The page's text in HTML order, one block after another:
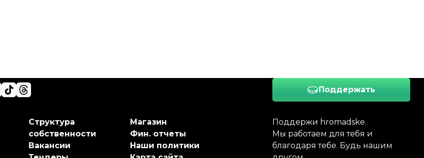
Поддержать
Поддержи hromadske.
Мы работаем для тебя и
благодаря тебе. Будь нашим
Структура
собственности
Вакансии
Магазин
Фин. отчеты
Наши политики